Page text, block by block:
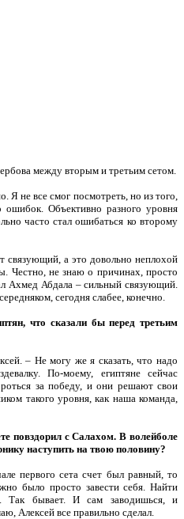
между вторым и третьим сетом.
Я не все смог посмотреть, но из того,
Объективно разного уровня
часто стал ошибаться ко второму
связующий, а это довольно неплохой
Честно, не знаю о причинах, просто
Ахмед Абдала – сильный связующий.
сегодня слабее, конечно.
что сказали бы перед третьим
– Не могу же я сказать, что надо
По-моему, египтяне сейчас
за победу, и они решают свои
такого уровня, как наша команда,
повздорил с Салахом. В волейболе
наступить на твою половину?
первого сета счет был равный, то
было просто завести себя. Найти
Так бывает. И сам заводишься, и
Алексей все правильно сделал.